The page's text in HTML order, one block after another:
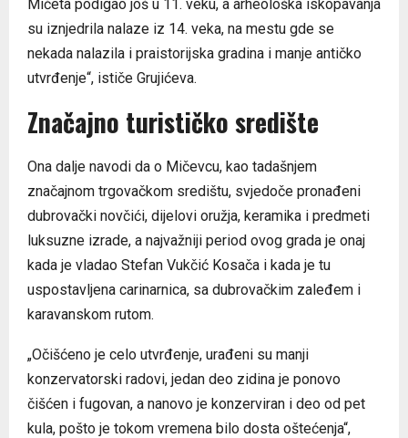
Mičeta podigao još u 11. veku, a arheološka iskopavanja
su iznjedrila nalaze iz 14. veka, na mestu gde se
nekada nalazila i praistorijska gradina i manje antičko
utvrđenje“, ističe Grujićeva.
Značajno turističko središte
Ona dalje navodi da o Mičevcu, kao tadašnjem
značajnom trgovačkom središtu, svjedoče pronađeni
dubrovački novčići, dijelovi oružja, keramika i predmeti
luksuzne izrade, a najvažniji period ovog grada je onaj
kada je vladao Stefan Vukčić Kosača i kada je tu
uspostavljena carinarnica, sa dubrovačkim zaleđem i
karavanskom rutom.
„Očišćeno je celo utvrđenje, urađeni su manji
konzervatorski radovi, jedan deo zidina je ponovo
čišćen i fugovan, a nanovo je konzerviran i deo od pet
kula, pošto je tokom vremena bilo dosta oštećenja“,